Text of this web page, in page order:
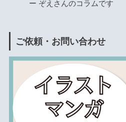
ー ぞえさんのコラムです
ご依頼・お問い合わせ